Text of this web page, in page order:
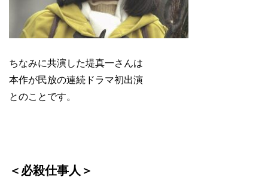
ちなみに共演した堤真一さんは
本作が民放の連続ドラマ初出演
とのことです。
＜必殺仕事人＞